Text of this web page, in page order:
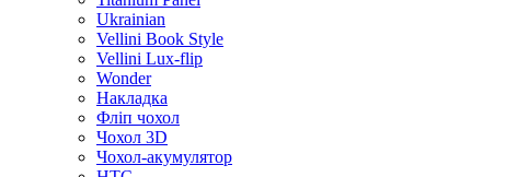
Ukrainian
Vellini Book Style
Vellini Lux-flip
Wonder
Накладка
Фліп чохол
Чохол 3D
Чохол-акумулятор